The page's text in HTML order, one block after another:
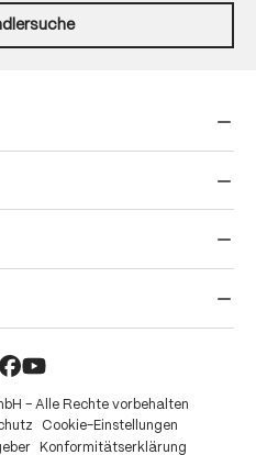
– Alle Rechte vorbehalten
Cookie-Einstellungen
Konformitätserklärung